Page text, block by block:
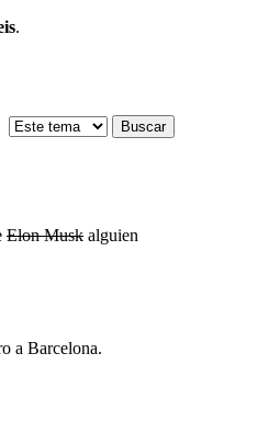
.
Elon Musk alguien
a Barcelona.